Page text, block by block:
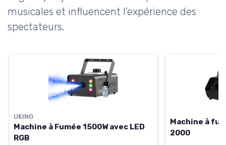
musicales et influencent l'expérience des
spectateurs.
UKING
Machine à Fumée 1500W avec LED
RGB
Machine à
2000